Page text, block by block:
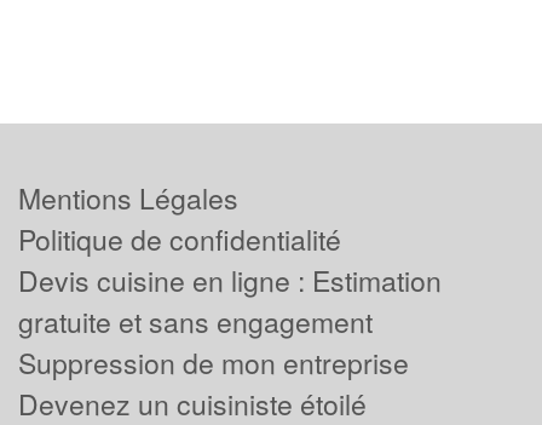
Mentions Légales
Politique de confidentialité
Devis cuisine en ligne : Estimation
gratuite et sans engagement
Suppression de mon entreprise
Devenez un cuisiniste étoilé